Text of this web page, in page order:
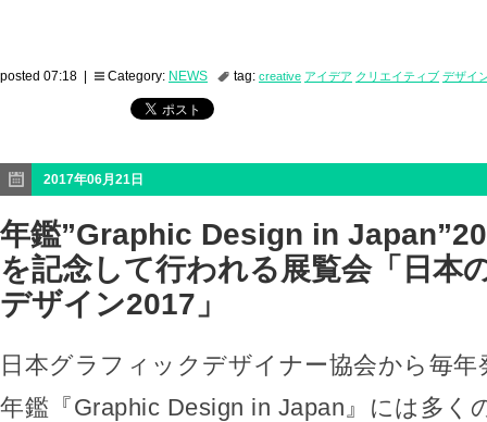
posted 07:18 | Category: NEWS tag: creative アイデア クリエイティブ デザイ
2017年06月21日
年鑑”Graphic Design in
を記念して行われる展覧会「日本
デザイン2017」
日本グラフィックデザイナー協会から毎
年鑑『Graphic Design in Japan』には多く